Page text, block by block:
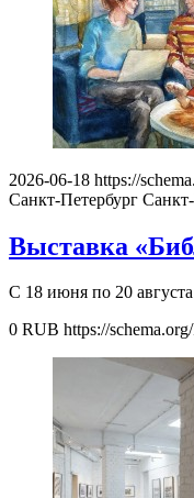
2026-06-18 https://
Санкт-Петербург
Выставка
С 18 июня по 20
0 RUB https://